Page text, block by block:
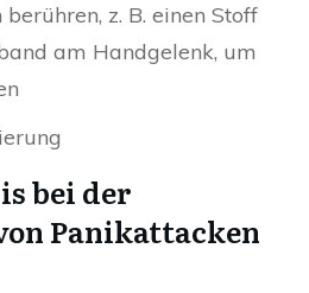
z. B. einen Stoff
am Handgelenk, um
bei der
Panikattacken